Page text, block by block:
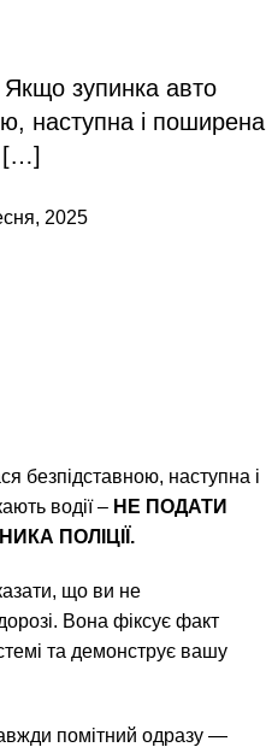
зупинка авто
наступна і поширена
[…]
2025
безпідставною, наступна і
водії – НЕ ПОДАТИ
ПОЛІЦІЇ.
що ви не
Вона фіксує факт
та демонструє вашу
помітний одразу —